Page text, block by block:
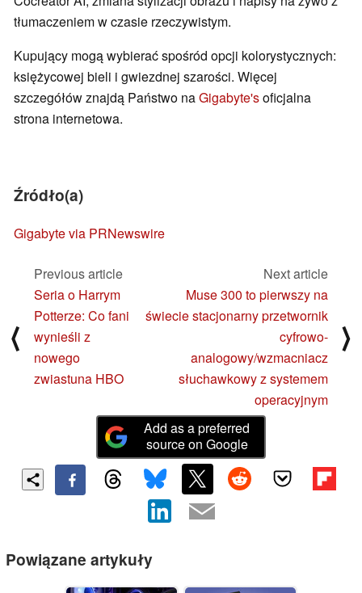
tłumaczeniem w czasie rzeczywistym.
Kupujący mogą wybierać spośród opcji kolorystycznych:
księżycowej bieli i gwiezdnej szarości. Więcej
szczegółów znajdą Państwo naGigabyte'soficjalna
strona internetowa.
Źródło(a)
Gigabyte via PRNewswire
⟨
Previous article
Seria o Harrym
Potterze: Co fani
wynieśli z
nowego
zwiastuna HBO
Next article
Muse 300 to pierwszy na
świecie stacjonarny przetwornik
cyfrowo-
analogowy/wzmacniacz
słuchawkowy z systemem
operacyjnym
⟩
Add as a preferred
source on Google
Powiązane artykuły